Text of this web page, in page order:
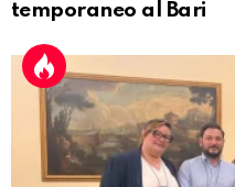
temporaneo al Bari